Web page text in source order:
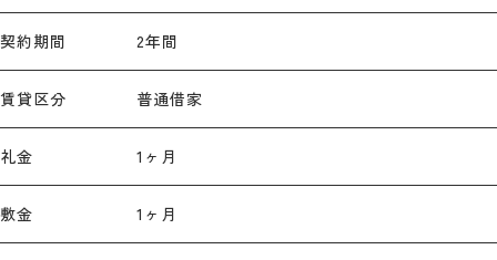
契約期間 2年間
賃貸区分 普通借家
礼金 1ヶ月
敷金 1ヶ月